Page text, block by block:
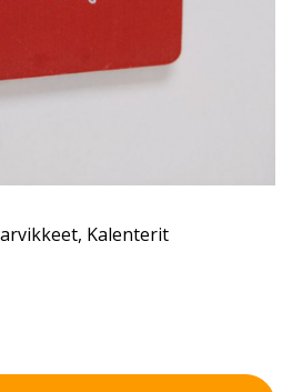
, Kalenterit